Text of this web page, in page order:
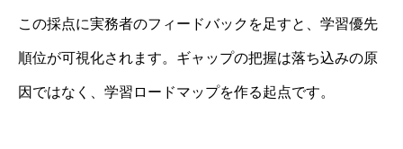
この採点に実務者のフィードバックを足すと、学習優先
順位が可視化されます。ギャップの把握は落ち込みの原
因ではなく、学習ロードマップを作る起点です。